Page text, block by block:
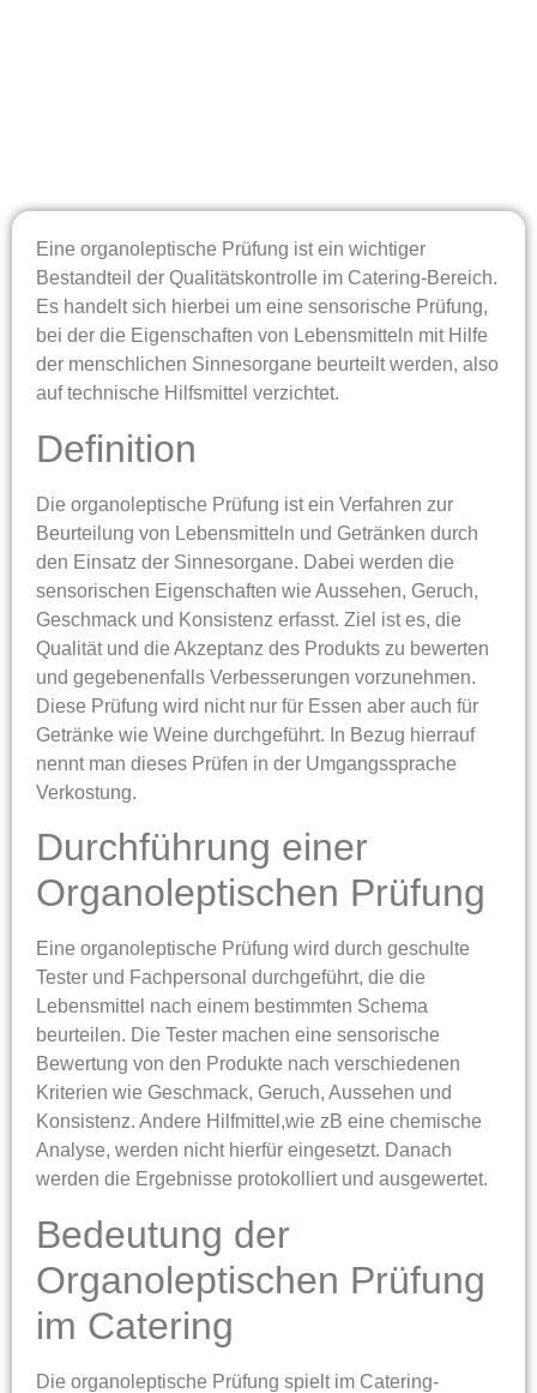
Eine organoleptische Prüfung ist ein wichtiger
Bestandteil der Qualitätskontrolle im Catering-Bereich.
Es handelt sich hierbei um eine sensorische Prüfung,
bei der die Eigenschaften von Lebensmitteln mit Hilfe
der menschlichen Sinnesorgane beurteilt werden, also
auf technische Hilfsmittel verzichtet.
Definition
Die organoleptische Prüfung ist ein Verfahren zur
Beurteilung von Lebensmitteln und Getränken durch
den Einsatz der Sinnesorgane. Dabei werden die
sensorischen Eigenschaften wie Aussehen, Geruch,
Geschmack und Konsistenz erfasst. Ziel ist es, die
Qualität und die Akzeptanz des Produkts zu bewerten
und gegebenenfalls Verbesserungen vorzunehmen.
Diese Prüfung wird nicht nur für Essen aber auch für
Getränke wie Weine durchgeführt. In Bezug hierrauf
nennt man dieses Prüfen in der Umgangssprache
Verkostung.
Durchführung einer
Organoleptischen Prüfung
Eine organoleptische Prüfung wird durch geschulte
Tester und Fachpersonal durchgeführt, die die
Lebensmittel nach einem bestimmten Schema
beurteilen. Die Tester machen eine sensorische
Bewertung von den Produkte nach verschiedenen
Kriterien wie Geschmack, Geruch, Aussehen und
Konsistenz. Andere Hilfmittel,wie zB eine chemische
Analyse, werden nicht hierfür eingesetzt. Danach
werden die Ergebnisse protokolliert und ausgewertet.
Bedeutung der
Organoleptischen Prüfung
im Catering
Die organoleptische Prüfung spielt im Catering-